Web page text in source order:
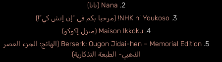
Nana (نانا)
NHK ni Youkoso! (مرحبا بكم في “إن إتش كي”!)
Maison Ikkoku (منزل إكوكو)
Berserk: Ougon Jidai-hen – Memorial Edition (الهائج: الجزء العصر
الذهبي- الطبعة التذكارية)